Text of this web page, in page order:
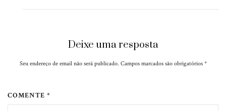
Deixe uma resposta
Seu endereço de email não será publicado. Campos marcados são obrigatórios *
COMENTE *